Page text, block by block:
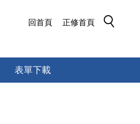
回首頁 正修首頁
表單下載